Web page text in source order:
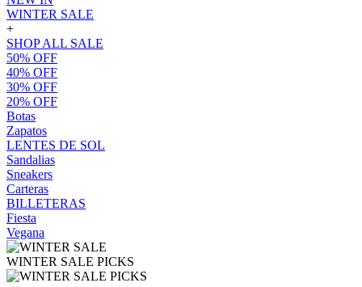
WINTER SALE
+
SHOP ALL SALE
50% OFF
40% OFF
30% OFF
20% OFF
Botas
Zapatos
LENTES DE SOL
Sandalias
Sneakers
Carteras
BILLETERAS
Fiesta
Vegana
WINTER SALE PICKS